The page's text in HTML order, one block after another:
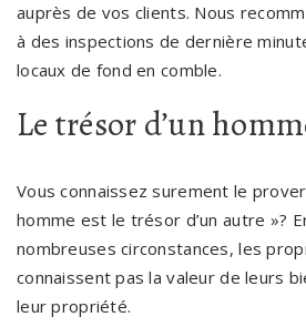
auprès de vos clients. Nous
à des inspections de dernière
locaux de fond en comble.
Le trésor d’un
Vous connaissez surement le
homme est le trésor d’un autre »?
nombreuses circonstances, les
connaissent pas la valeur de leurs
leur propriété.